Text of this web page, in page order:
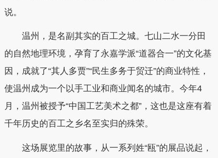
说。
温州，是名副其实的百工之城。七山二水一分田
的自然地理环境，孕育了永嘉学派“道器合一”的文化基
因，成就了“其人多贾”“民生多务于贸迁”的商业特性，
使温州成为一个以手工业和商业闻名的城市。今年4
月，温州被授予“中国工艺美术之都”，这也是这座有着
千年历史的百工之乡名至实归的殊荣。
这场展览里的故事，从一系列姓“瓯”的展品说起，